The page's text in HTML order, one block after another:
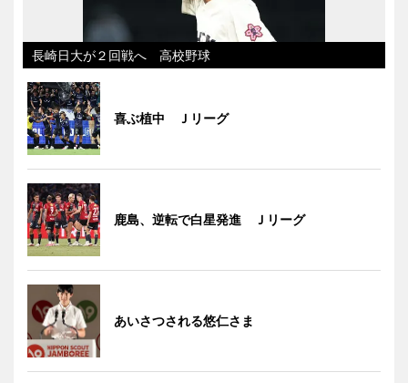
長崎日大が２回戦へ 高校野球
喜ぶ植中 Ｊリーグ
鹿島、逆転で白星発進 Ｊリーグ
あいさつされる悠仁さま